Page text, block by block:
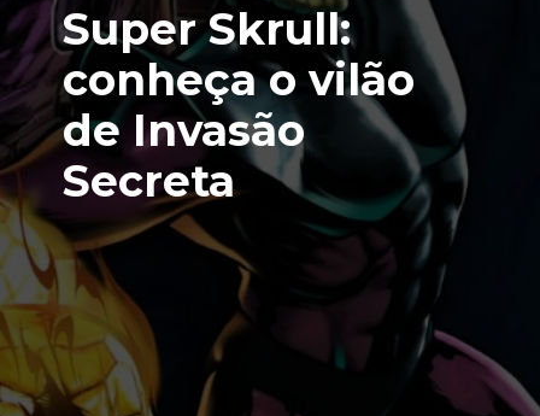
Super Skrull:
conheça o vilão
de Invasão
Secreta